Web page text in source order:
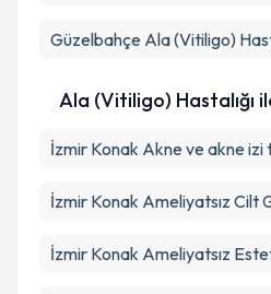
Güzelbahçe Ala (Vitiligo)
Ala (Vitiligo) Hastalığı
İzmir Konak Akne ve akne izi
İzmir Konak Ameliyatsız Cilt
İzmir Konak Ameliyatsız